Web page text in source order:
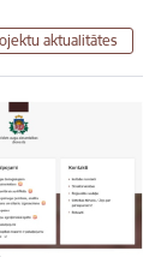
aktualitātes